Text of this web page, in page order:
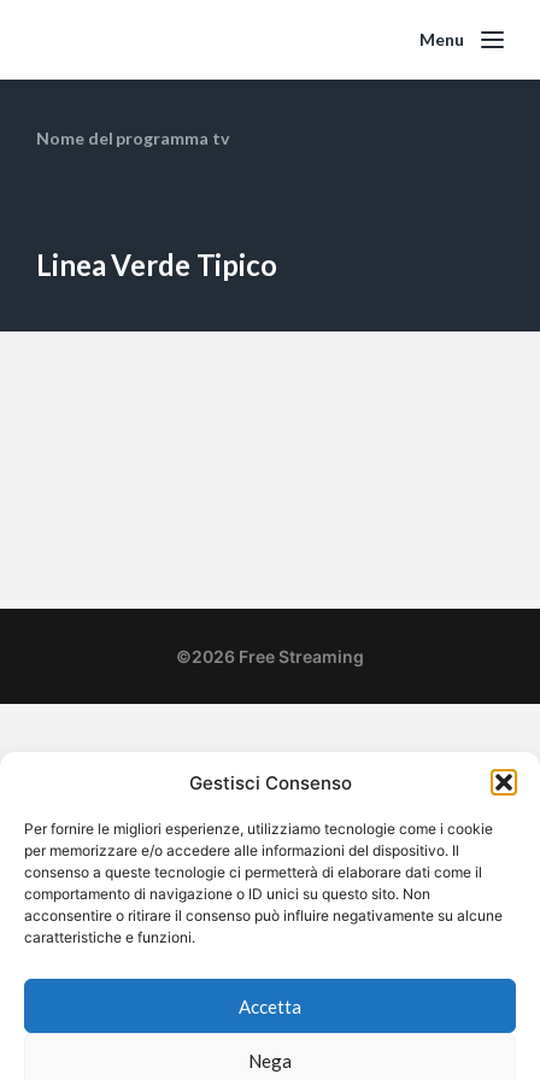
Gestisci Consenso
Per fornire le migliori esperienze, utilizziamo tecnologie come i cookie
per memorizzare e/o accedere alle informazioni del dispositivo. Il
consenso a queste tecnologie ci permetterà di elaborare dati come il
comportamento di navigazione o ID unici su questo sito. Non
acconsentire o ritirare il consenso può influire negativamente su alcune
caratteristiche e funzioni.
Accetta
Nega
Menu
Nome del programma tv
Linea Verde Tipico
©2026 Free Streaming